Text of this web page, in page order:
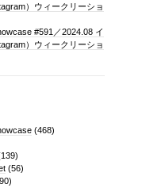
）ウィークリーショ
#591／2024.08 イ
）ウィークリーショ
(468)
(56)